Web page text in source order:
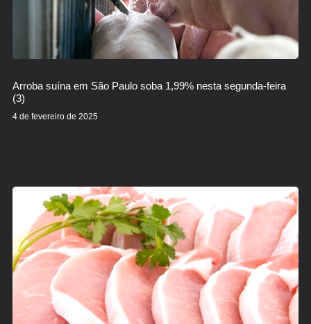
Arroba suína em São Paulo soba 1,99% nesta segunda-feira
(3)
4 de fevereiro de 2025